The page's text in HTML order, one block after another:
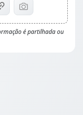
é partilhada ou